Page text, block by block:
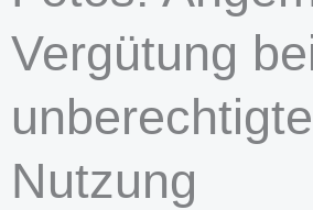
Vergütung
Nutzung